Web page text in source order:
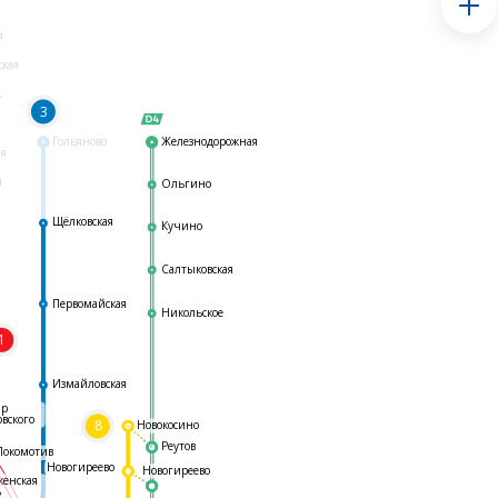
Гольяново
3
8
Железнодорожная
Ольгино
Кучино
Салтыковская
Никольское
Реутов
Измайловская
Первомайская
Щёлковская
Новогиреево
Новогиреево
Новокосино